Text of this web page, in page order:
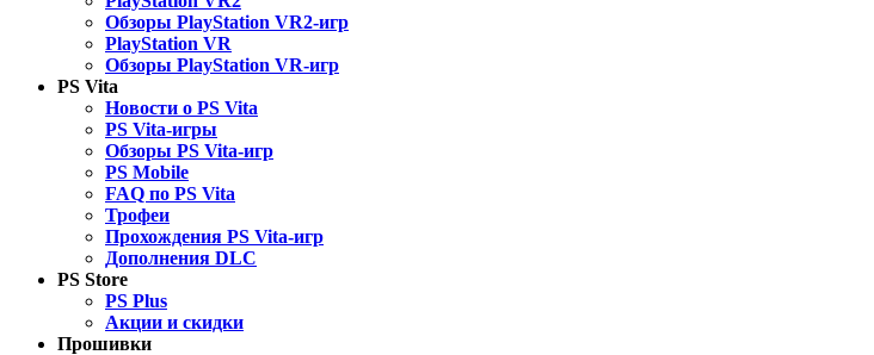
Обзоры PlayStation VR2-игр
PlayStation VR
Обзоры PlayStation VR-игр
PS Vita
Новости о PS Vita
PS Vita-игры
Обзоры PS Vita-игр
PS Mobile
FAQ по PS Vita
Трофеи
Прохождения PS Vita-игр
Дополнения DLC
PS Store
PS Plus
Акции и скидки
Прошивки